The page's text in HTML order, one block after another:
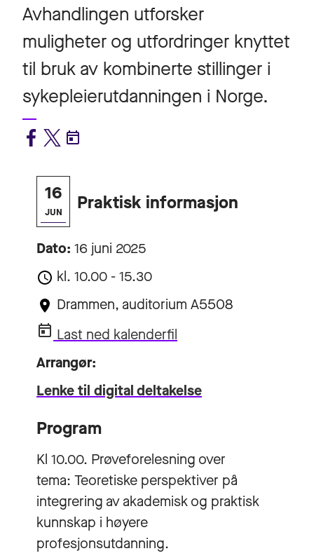
Avhandlingen utforsker
muligheter og utfordringer knyttet
til bruk av kombinerte stillinger i
sykepleierutdanningen i Norge.
16
JUN Praktisk informasjon
Dato: 16 juni 2025
kl. 10.00 - 15.30
Drammen, auditorium A5508
Last ned kalenderfil
Arrangør:
Lenke til digital deltakelse
Program
Kl 10.00. Prøveforelesning over
tema: Teoretiske perspektiver på
integrering av akademisk og praktisk
kunnskap i høyere
profesjonsutdanning.